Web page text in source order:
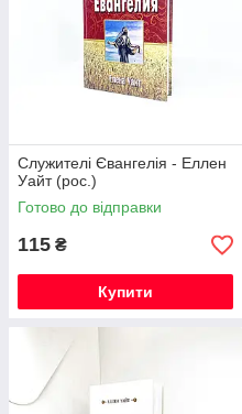
Служителі Євангелія - Еллен
Уайт (рос.)
Готово до відправки
115 ₴
Купити